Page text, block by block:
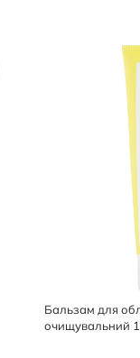
Бальзам для
очищувальний